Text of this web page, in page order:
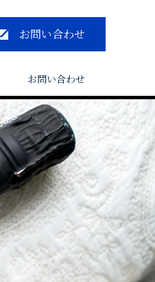
お問い合わせ
お問い合わせ